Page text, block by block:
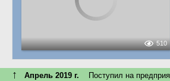
510
↑ Апрель 2019 г. Поступил на